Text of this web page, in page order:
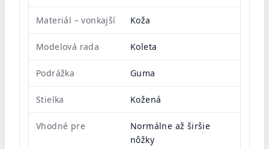
Materiál – vonkajší Koža
Modelová rada Koleta
Podrážka Guma
Stielka Kožená
Vhodné pre
Normálne až širšie
nôžky